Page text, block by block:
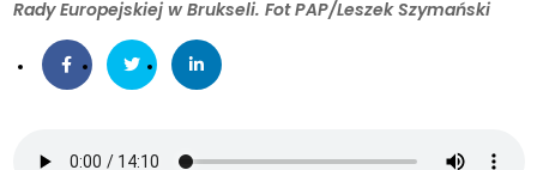
Rady Europejskiej w Brukseli. Fot PAP/Leszek Szymański